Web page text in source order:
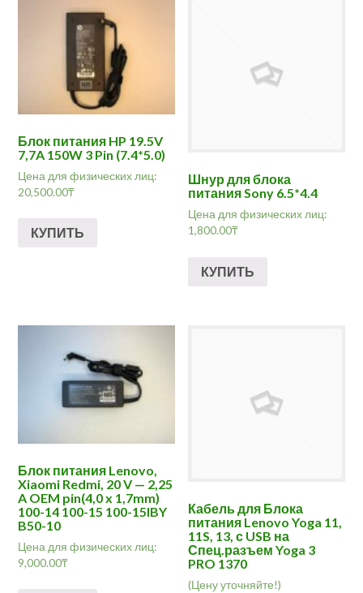
Блок питания HP 19.5V
7,7A 150W 3 Pin (7.4*5.0)
Цена для физических лиц:
20,500.00₸
КУПИТЬ
Шнур для блока
питания Sony 6.5*4.4
Цена для физических лиц:
1,800.00₸
КУПИТЬ
Блок питания Lenovo,
Xiaomi Redmi, 20 V — 2,25
A OEM pin(4,0 x 1,7mm)
100-14 100-15 100-15IBY
B50-10
Цена для физических лиц:
9,000.00₸
Кабель для Блока
питания Lenovo Yoga 11,
11S, 13, с USB на
Спец.разъем Yoga 3
PRO 1370
(Цену уточняйте!)